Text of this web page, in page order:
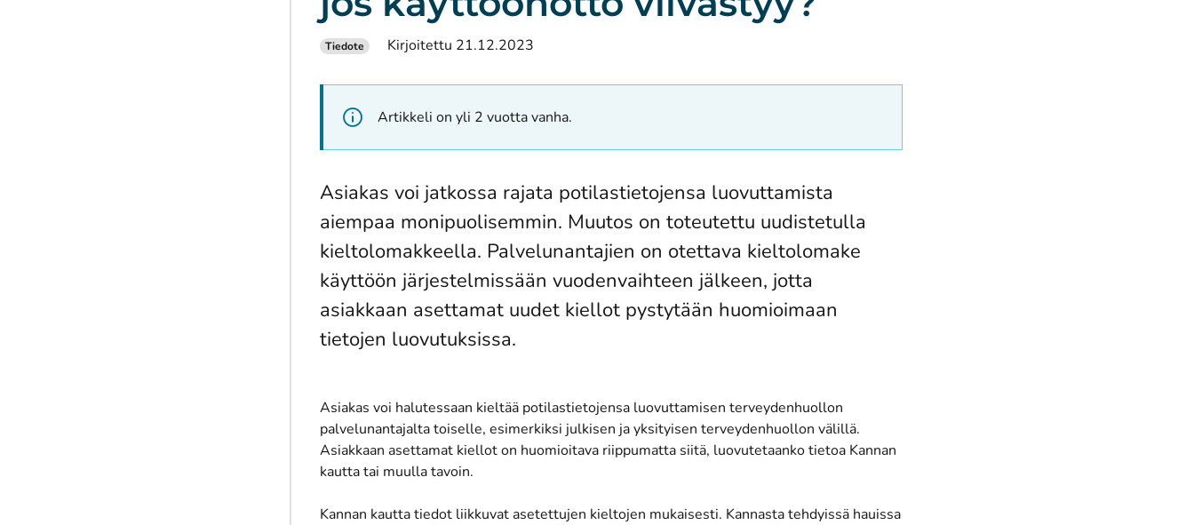
Tiedote Kirjoitettu 21.12.2023
Artikkeli on yli 2 vuotta vanha.
Asiakas voi jatkossa rajata potilastietojensa luovuttamista
aiempaa monipuolisemmin. Muutos on toteutettu uudistetulla
kieltolomakkeella. Palvelunantajien on otettava kieltolomake
käyttöön järjestelmissään vuodenvaihteen jälkeen, jotta
asiakkaan asettamat uudet kiellot pystytään huomioimaan
tietojen luovutuksissa.
Asiakas voi halutessaan kieltää potilastietojensa luovuttamisen terveydenhuollon
palvelunantajalta toiselle, esimerkiksi julkisen ja yksityisen terveydenhuollon välillä.
Asiakkaan asettamat kiellot on huomioitava riippumatta siitä, luovutetaanko tietoa Kannan
kautta tai muulla tavoin.
Kannan kautta tiedot liikkuvat asetettujen kieltojen mukaisesti. Kannasta tehdyissä hauissa